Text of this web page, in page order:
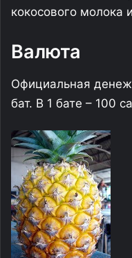
кокосового молока
Валюта
Официальная
бат. В 1 бате – 100